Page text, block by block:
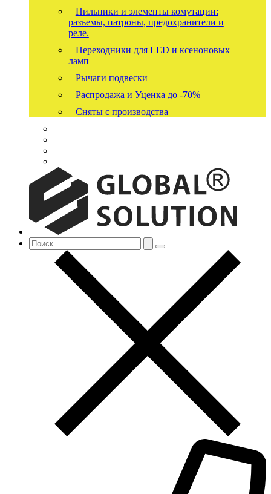
Пильники и элементы комутации:
разъемы, патроны, предохранители и
реле.
Переходники для LED и ксеноновых
ламп
Рычаги подвески
Распродажа и Уценка до -70%
Сняты с производства